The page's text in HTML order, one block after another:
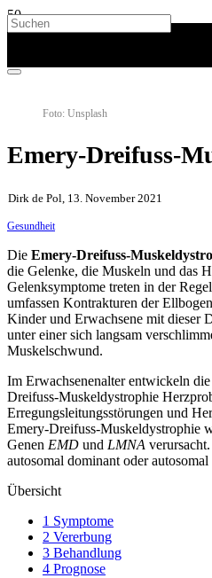
Foto: Unsplash
Emery-Dreifuss-
Dirk de Pol, 13. November 2021
Gesundheit
Die Emery-Dreifuss-
die Gelenke, die Muskeln und das
Gelenksymptome treten in der
umfassen Kontrakturen der
Kinder und Erwachsene mit dieser
unter einer sich langsam
Muskelschwund.
Im Erwachsenenalter entwickeln
Dreifuss-Muskeldystrophie
Erregungsleitungsstörungen und
Emery-Dreifuss-Muskeldystrophie
Genen EMD und LMNA
autosomal dominant oder
Übersicht
1 Symptome
2 Vererbung
3 Behandlung
4 Prognose